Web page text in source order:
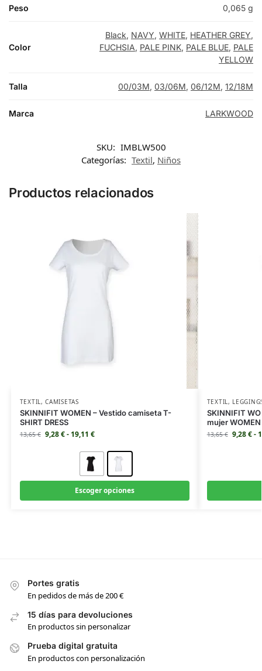
Peso 0,065 g
Color
Black, NAVY, WHITE, HEATHER GREY,
FUCHSIA, PALE PINK, PALE BLUE, PALE
YELLOW
Talla 00/03M, 03/06M, 06/12M, 12/18M
Marca LARKWOOD
SKU: IMBLW500
Categorías: Textil, Niños
Productos relacionados
TEXTIL,CAMISETAS
SKINNIFIT WOMEN – Vestido camiseta T-
SHIRT DRESS
13,65€ 9,28€- 19,11 €
Escoger opciones
TEXTIL,
SKINNIFIT
mujer
13,65€ 9,28€-
Portes gratis
En pedidos de más de 200 €
15 días para devoluciones
En productos sin personalizar
Prueba digital gratuita
En productos con personalización